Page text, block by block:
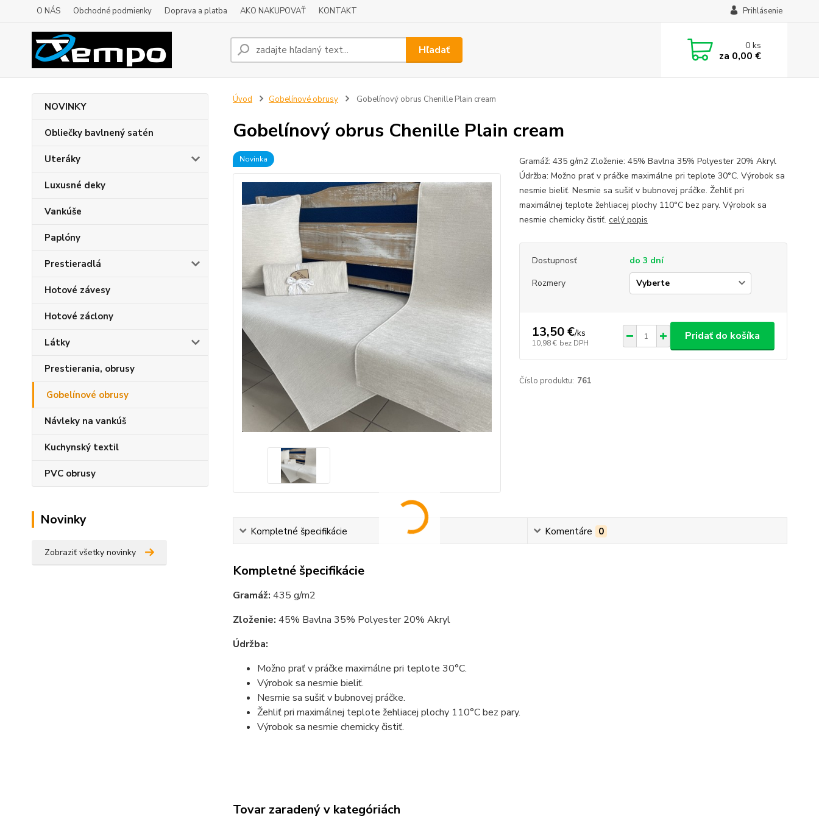
O NÁS Obchodné podmienky Doprava a platba AKO NAKUPOVAŤ KONTAKT Prihlásenie
Hľadať 0ks
za 0,00 €
NOVINKY
Obliečky bavlnený satén
Uteráky
Luxusné deky
Vankúše
Paplóny
Prestieradlá
Hotové závesy
Hotové záclony
Látky
Prestierania, obrusy
Gobelínové obrusy
Návleky na vankúš
Kuchynský textil
PVC obrusy
Novinky
Zobraziť všetky novinky
Úvod Gobelínové obrusy Gobelínový obrus Chenille Plain cream
Gobelínový obrus Chenille Plain cream
Novinka
Gramáž: 435 g/m2 Zloženie: 45% Bavlna 35% Polyester 20% Akryl
Údržba: Možno prať v práčke maximálne pri teplote 30°C. Výrobok sa
nesmie bieliť. Nesmie sa sušiť v bubnovej práčke. Žehliť pri
maximálnej teplote žehliacej plochy 110°C bez pary. Výrobok sa
nesmie chemicky čistiť. celý popis
Dostupnosť
do 3 dní
Rozmery
13,50 €/ks
10,98 € bez DPH
Pridať do košíka
Číslo produktu: 761
Kompletné špecifikácie Komentáre 0
Kompletné špecifikácie
Gramáž: 435 g/m2
Zloženie: 45% Bavlna 35% Polyester 20% Akryl
Údržba:
Možno prať v práčke maximálne pri teplote 30°C.
Výrobok sa nesmie bieliť.
Nesmie sa sušiť v bubnovej práčke.
Žehliť pri maximálnej teplote žehliacej plochy 110°C bez pary.
Výrobok sa nesmie chemicky čistiť.
Tovar zaradený v kategóriách